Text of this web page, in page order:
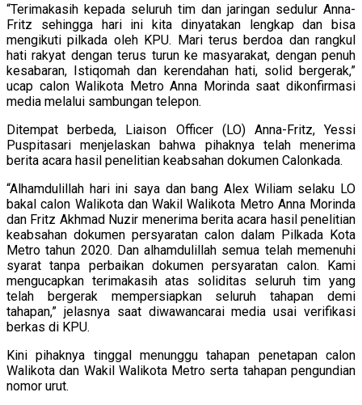
“Terimakasih kepada seluruh tim dan jaringan sedulur Anna-
Fritz sehingga hari ini kita dinyatakan lengkap dan bisa
mengikuti pilkada oleh KPU. Mari terus berdoa dan rangkul
hati rakyat dengan terus turun ke masyarakat, dengan penuh
kesabaran, Istiqomah dan kerendahan hati, solid bergerak,”
ucap calon Walikota Metro Anna Morinda saat dikonfirmasi
media melalui sambungan telepon.
Ditempat berbeda, Liaison Officer (LO) Anna-Fritz, Yessi
Puspitasari menjelaskan bahwa pihaknya telah menerima
berita acara hasil penelitian keabsahan dokumen Calonkada.
“Alhamdulillah hari ini saya dan bang Alex Wiliam selaku LO
bakal calon Walikota dan Wakil Walikota Metro Anna Morinda
dan Fritz Akhmad Nuzir menerima berita acara hasil penelitian
keabsahan dokumen persyaratan calon dalam Pilkada Kota
Metro tahun 2020. Dan alhamdulillah semua telah memenuhi
syarat tanpa perbaikan dokumen persyaratan calon. Kami
mengucapkan terimakasih atas soliditas seluruh tim yang
telah bergerak mempersiapkan seluruh tahapan demi
tahapan,” jelasnya saat diwawancarai media usai verifikasi
berkas di KPU.
Kini pihaknya tinggal menunggu tahapan penetapan calon
Walikota dan Wakil Walikota Metro serta tahapan pengundian
nomor urut.